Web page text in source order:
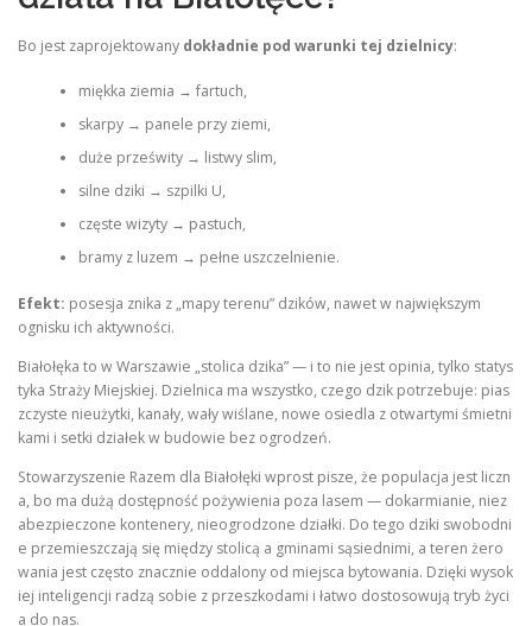
Bo jest zaprojektowany dokładnie pod warunki tej dzielnicy:
miękka ziemia → fartuch,
skarpy → panele przy ziemi,
duże prześwity → listwy slim,
silne dziki → szpilki U,
częste wizyty → pastuch,
bramy z luzem → pełne uszczelnienie.
Efekt: posesja znika z „mapy terenu” dzików, nawet w największym
ognisku ich aktywności.
Białołęka to w Warszawie „stolica dzika” — i to nie jest opinia, tylko statys
tyka Straży Miejskiej. Dzielnica ma wszystko, czego dzik potrzebuje: pias
zczyste nieużytki, kanały, wały wiślane, nowe osiedla z otwartymi śmietni
kami i setki działek w budowie bez ogrodzeń.
Stowarzyszenie Razem dla Białołęki wprost pisze, że populacja jest liczn
a, bo ma dużą dostępność pożywienia poza lasem — dokarmianie, niez
abezpieczone kontenery, nieogrodzone działki. Do tego dziki swobodni
e przemieszczają się między stolicą a gminami sąsiednimi, a teren żero
wania jest często znacznie oddalony od miejsca bytowania. Dzięki wysok
iej inteligencji radzą sobie z przeszkodami i łatwo dostosowują tryb życi
a do nas.